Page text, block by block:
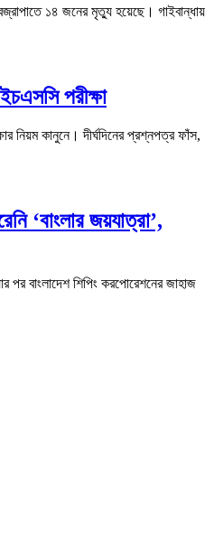
১৪ জনের মৃত্যু হয়েছে। গাইবান্ধায়
পরীক্ষা
নিয়ম কানুনে। দীর্ঘদিনের প্রশ্নপত্র ফাঁস,
‘বাংলার জয়যাত্রা’,
পর বাংলাদেশ শিপিং করপোরেশনের জাহাজ